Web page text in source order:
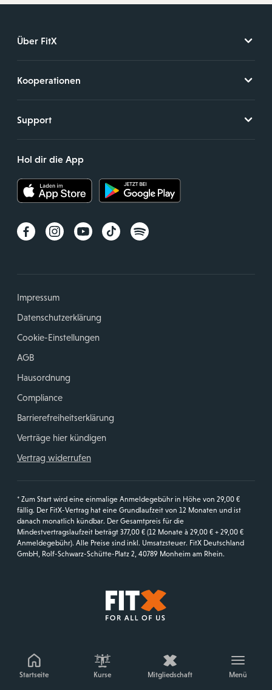
Startseite Kurse Mitgliedschaft Menü
Über FitX
Kooperationen
Support
Hol dir die App
Impressum
Datenschutzerklärung
Cookie-Einstellungen
AGB
Hausordnung
Compliance
Barrierefreiheitserklärung
Verträge hier kündigen
Vertrag widerrufen
* Zum Start wird eine einmalige Anmeldegebühr in Höhe von 29,00 €
fällig. Der FitX-Vertrag hat eine Grundlaufzeit von 12 Monaten und ist
danach monatlich kündbar. Der Gesamtpreis für die
Mindestvertragslaufzeit beträgt 377,00 € (12 Monate à 29,00 € + 29,00 €
Anmeldegebühr). Alle Preise sind inkl. Umsatzsteuer. FitX Deutschland
GmbH, Rolf-Schwarz-Schütte-Platz 2, 40789 Monheim am Rhein.
Startseite